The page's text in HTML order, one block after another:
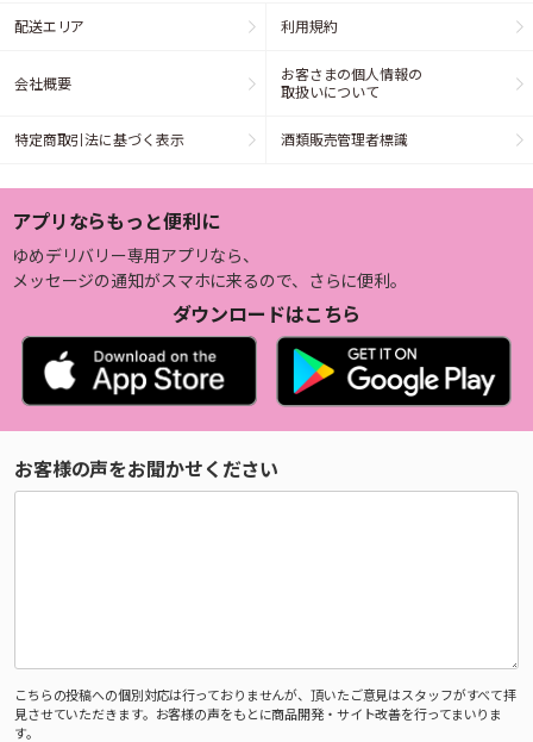
配送エリア 利用規約
会社概要
お客さまの個人情報の
取扱いについて
特定商取引法に基づく表示 酒類販売管理者標識
アプリならもっと便利に
ゆめデリバリー専用アプリなら、
メッセージの通知がスマホに来るので、さらに便利。
ダウンロードはこちら
お客様の声をお聞かせください
こちらの投稿への個別対応は行っておりませんが、頂いたご意見はスタッフがすべて拝
見させていただきます。お客様の声をもとに商品開発・サイト改善を行ってまいりま
す。